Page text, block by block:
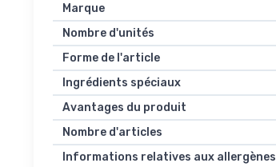
Marque
Nombre d'unités
Forme de l'article
Ingrédients spéciaux
Avantages du produit
Nombre d'articles
Informations relatives aux allergènes